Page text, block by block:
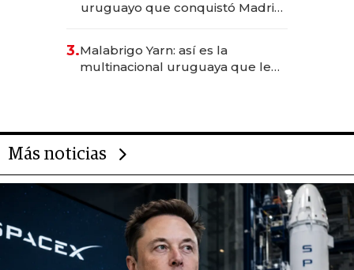
uruguayo que conquistó Madrid:
anticipación y prepara apertura
3.Malabrigo Yarn: así es la
multinacional uruguaya que le
Más noticias